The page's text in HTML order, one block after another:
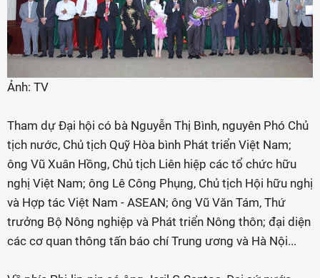
Ảnh: TV
Tham dự Đại hội có bà Nguyễn Thị Bình, nguyên Phó Chủ
tịch nước, Chủ tịch Quỹ Hòa bình Phát triển Việt Nam;
ông Vũ Xuân Hồng, Chủ tịch Liên hiệp các tổ chức hữu
nghị Việt Nam; ông Lê Công Phụng, Chủ tịch Hội hữu nghị
và Hợp tác Việt Nam - ASEAN; ông Vũ Văn Tám, Thứ
trưởng Bộ Nông nghiệp và Phát triển Nông thôn; đại diện
các cơ quan thông tấn báo chí Trung ương và Hà Nội...